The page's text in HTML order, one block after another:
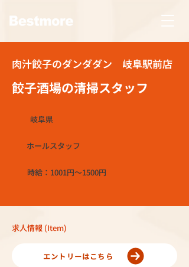
肉汁餃子のダンダダン 岐阜駅前店
餃子酒場の清掃スタッフ
岐阜県
ホールスタッフ
時給：1001円～1500円
求人情報 (Item)
エントリーはこちら